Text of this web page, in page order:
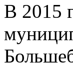
В 2015